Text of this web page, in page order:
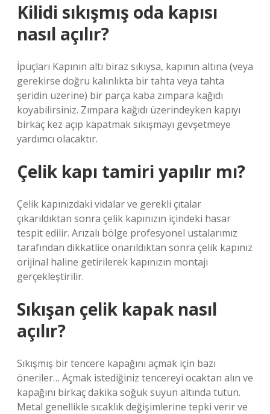
Kilidi sıkışmış oda kapısı
nasıl açılır?
İpuçları Kapının altı biraz sıkıysa, kapının altına (veya
gerekirse doğru kalınlıkta bir tahta veya tahta
şeridin üzerine) bir parça kaba zımpara kağıdı
koyabilirsiniz. Zımpara kağıdı üzerindeyken kapıyı
birkaç kez açıp kapatmak sıkışmayı gevşetmeye
yardımcı olacaktır.
Çelik kapı tamiri yapılır mı?
Çelik kapınızdaki vidalar ve gerekli çıtalar
çıkarıldıktan sonra çelik kapınızın içindeki hasar
tespit edilir. Arızalı bölge profesyonel ustalarımız
tarafından dikkatlice onarıldıktan sonra çelik kapınız
orijinal haline getirilerek kapınızın montajı
gerçekleştirilir.
Sıkışan çelik kapak nasıl
açılır?
Sıkışmış bir tencere kapağını açmak için bazı
öneriler… Açmak istediğiniz tencereyi ocaktan alın ve
kapağını birkaç dakika soğuk suyun altında tutun.
Metal genellikle sıcaklık değişimlerine tepki verir ve